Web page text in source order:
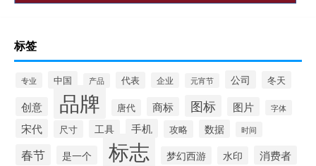
标签
专业 中国 产品 代表 企业 元宵节 公司 冬天
创意 品牌 唐代 商标 图标 图片 字体
宋代 尺寸 工具 手机 攻略 数据 时间
春节 是一个 标志 梦幻西游 水印 消费者